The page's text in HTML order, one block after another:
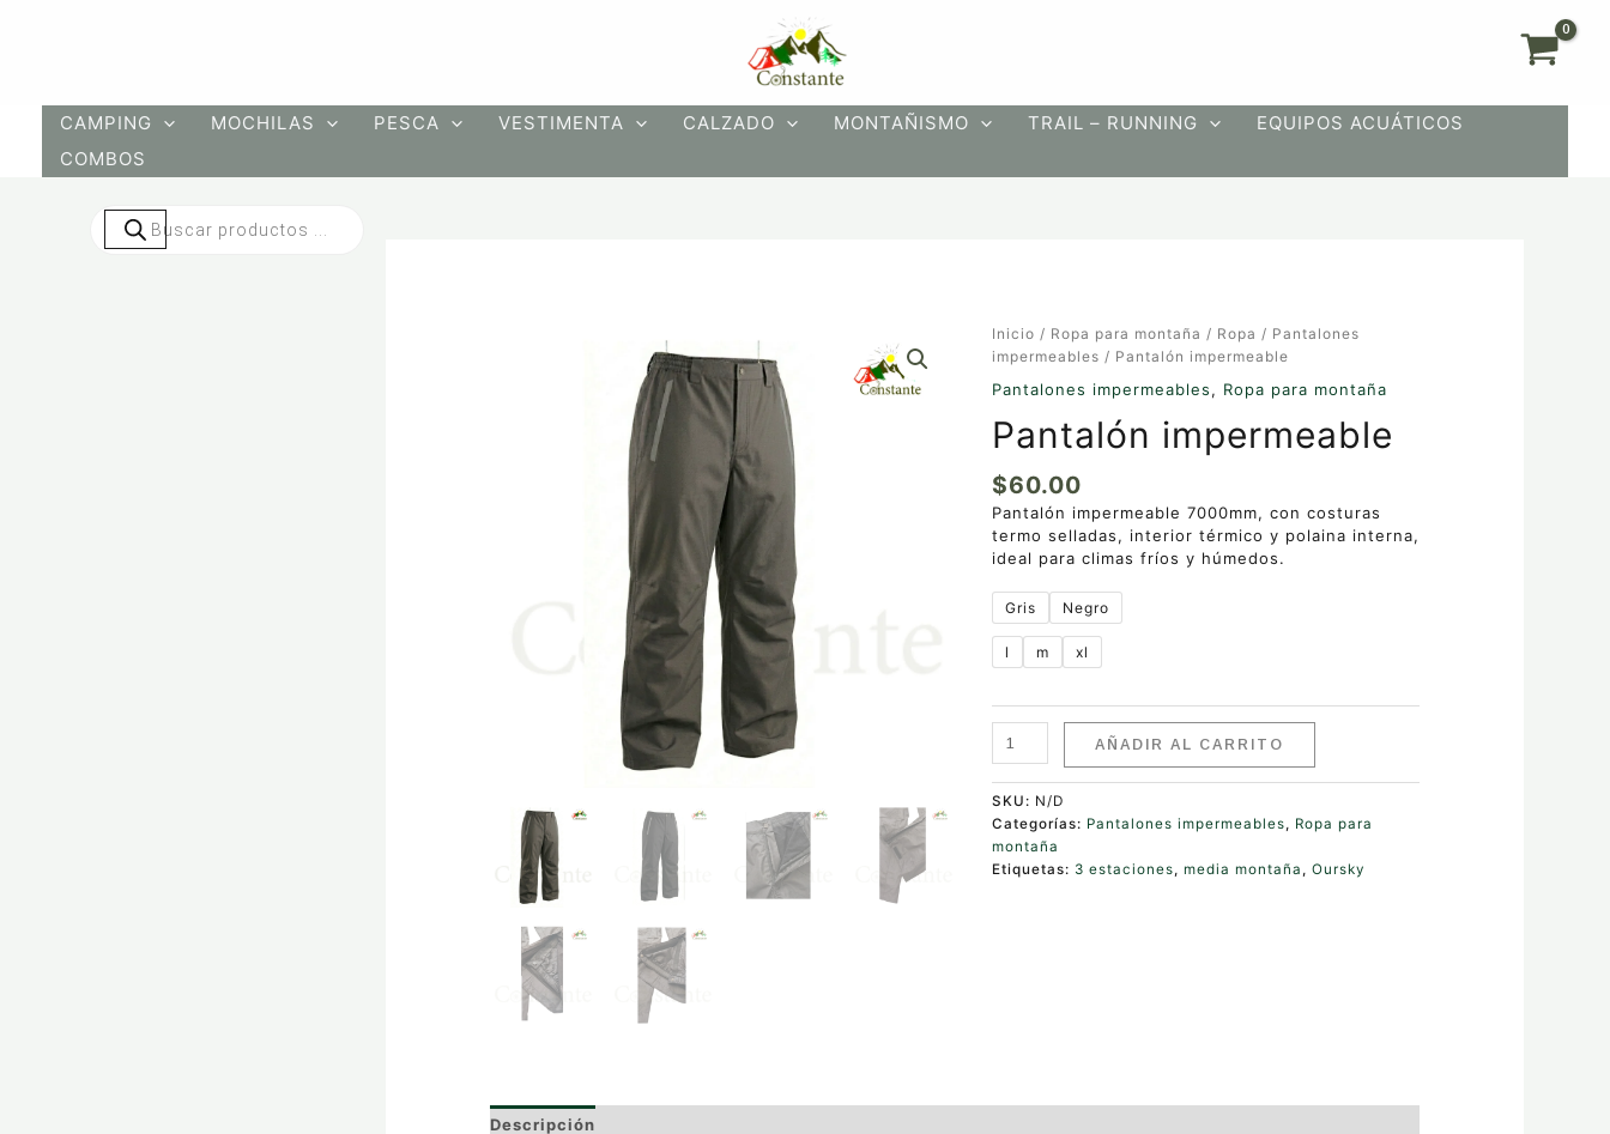
CAMPING MOCHILAS PESCA VESTIMENTA CALZADO MONTAÑISMO TRAIL – RUNNING
EQUIPOS ACUÁTICOS
COMBOS
Búsqueda
productos
Inicio / Ropa para montaña / Ropa / Pantalones
impermeables / Pantalón impermeable
Pantalones impermeables, Ropa para montaña
Pantalón impermeable
$60.00
Pantalón impermeable 7000mm, con costuras
termo selladas, interior térmico y polaina interna,
ideal para climas fríos y húmedos.
Gris Negro
l m xl
Pantalón
impermeable
AÑADIR AL CARRITO
SKU: N/D
Categorías: Pantalones impermeables, Ropa para
montaña
Etiquetas: 3 estaciones,media montaña ,Oursky
Descripción